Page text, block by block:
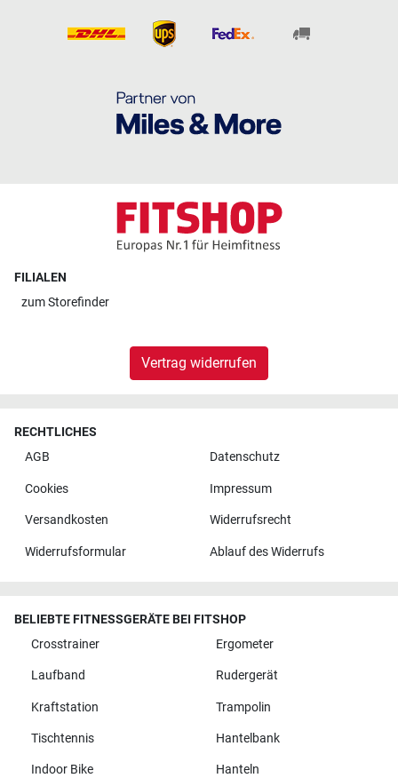
FILIALEN
zumStorefinder
Vertrag widerrufen
RECHTLICHES
AGB
Datenschutz
Cookies Impressum
Versandkosten Widerrufsrecht
Widerrufsformular Ablauf des Widerrufs
BELIEBTE FITNESSGERÄTE BEI FITSHOP
Crosstrainer
Ergometer
Laufband Rudergerät
Kraftstation Trampolin
Tischtennis Hantelbank
Indoor Bike Hanteln